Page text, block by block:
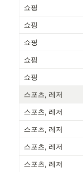
쇼핑
쇼핑
쇼핑
쇼핑
쇼핑
스포츠, 레저
스포츠, 레저
스포츠, 레저
스포츠, 레저
스포츠, 레저